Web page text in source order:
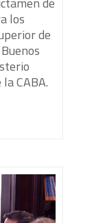
los
de
CABA.